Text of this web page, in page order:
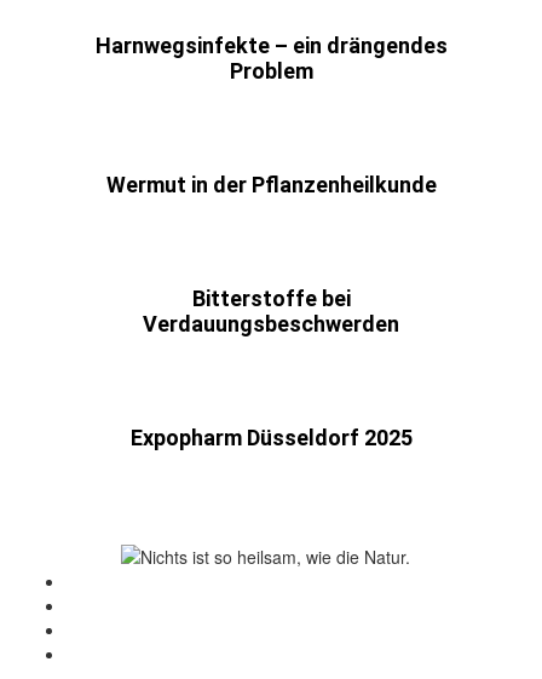
Harnwegsinfekte – ein drängendes
Problem
Wermut in der Pflanzenheilkunde
Bitterstoffe bei
Verdauungsbeschwerden
Expopharm Düsseldorf 2025